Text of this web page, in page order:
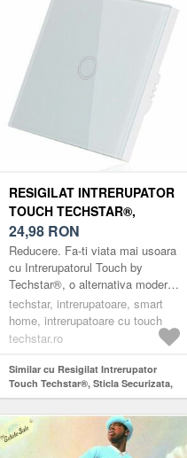
RESIGILAT INTRERUPATOR
TOUCH TECHSTAR®,
STICLA SECURIZATA,
DESIGN MODERN,
ILUMINARE LED, 1 FAZA,
ALB
24,98 RON
Reducere. Fa-ti viata mai usoara
cu Intrerupatorul Touch by
Techstar®, o alternativa moderna
la intrerupatoarele clasice.
Intrerupatoarele marca ®Techstar
su...
techstar, intrerupatoare, smart
home, intrerupatoare cu touch
techstar.ro
Similar cu Resigilat Intrerupator
Touch Techstar®, Sticla Securizata,
Design Modern, Iluminare LED, 1
Faza, Alb